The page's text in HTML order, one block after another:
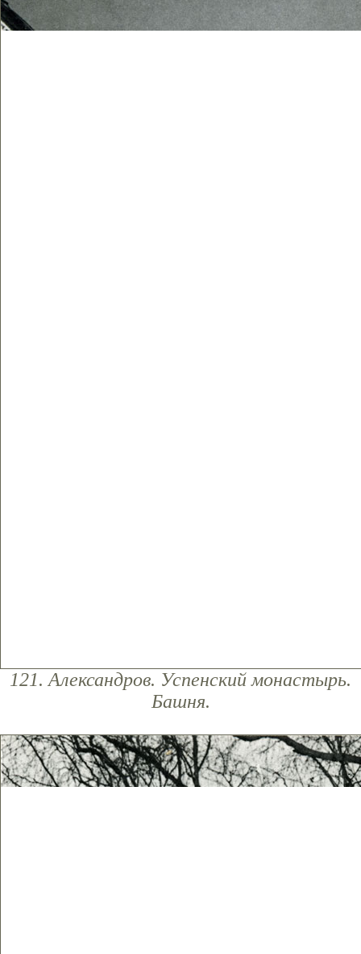
121. Александров. Успенский монастырь.
Башня.